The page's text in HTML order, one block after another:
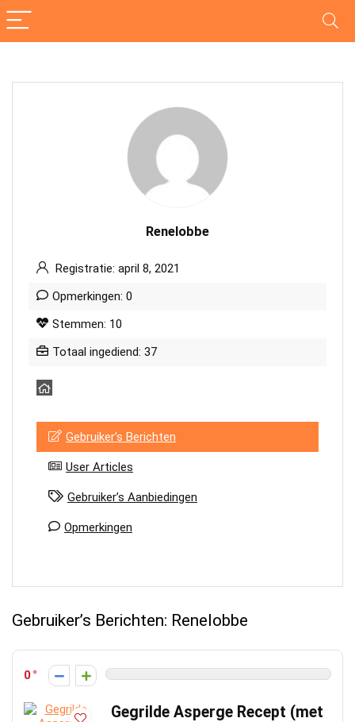
Renelobbe
Registratie: april 8, 2021
Opmerkingen: 0
Stemmen: 10
Totaal ingediend: 37
Gebruiker’s Berichten
User Articles
Gebruiker’s Aanbiedingen
Opmerkingen
Gebruiker’s Berichten: Renelobbe
0
Gegrilde Asperge Recept (met